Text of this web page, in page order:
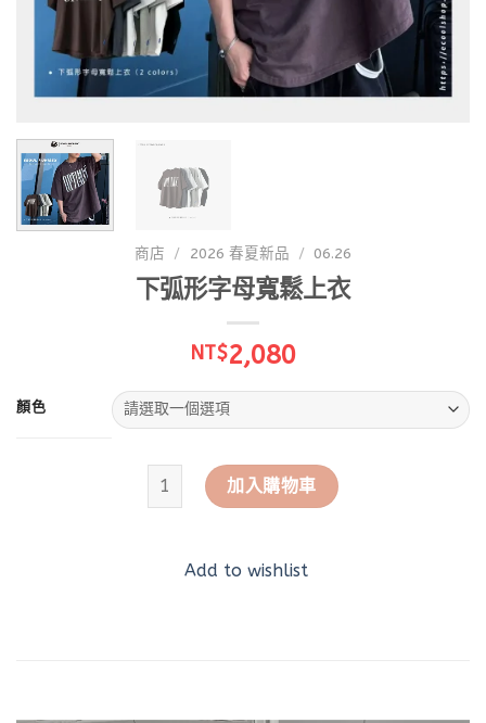
商店 / 2026 春夏新品 / 06.26
下弧形字母寬鬆上衣
NT$2,080
顏色
下弧形字母寬鬆上衣 數量
加入購物車
Add to wishlist